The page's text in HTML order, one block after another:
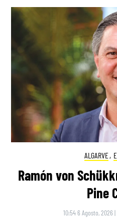
ALGARVE,
Ramón von
Pine
10:54 6 Agosto, 2026 |